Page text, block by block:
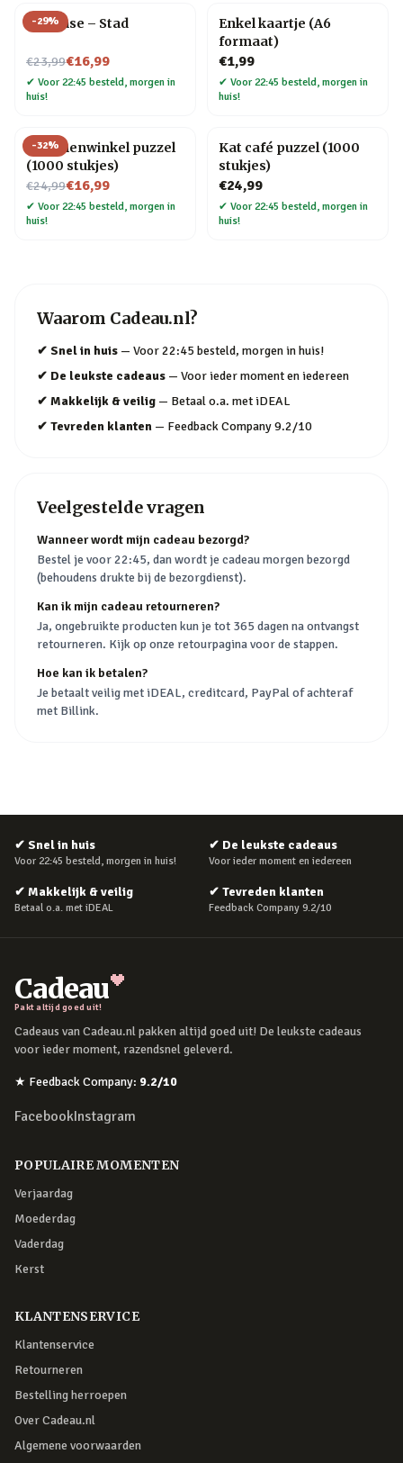
-29%
Flip Vase – Stad
€23,99
Nu voor€16,99
✔ Voor 22:45 besteld, morgen in
huis!
Enkel kaartje (A6
formaat)
€1,99
✔ Voor 22:45 besteld, morgen in
huis!
-32%
Bloemenwinkel puzzel
(1000 stukjes)
€24,99
Nu voor€16,99
✔ Voor 22:45 besteld, morgen in
huis!
Kat café puzzel (1000
stukjes)
€24,99
✔ Voor 22:45 besteld, morgen in
huis!
Waarom Cadeau.nl?
✔ Snel in huis — Voor 22:45 besteld, morgen in huis!
✔ De leukste cadeaus — Voor ieder moment en iedereen
✔ Makkelijk & veilig — Betaal o.a. met iDEAL
✔ Tevreden klanten — Feedback Company 9.2/10
Veelgestelde vragen
Wanneer wordt mijn cadeau bezorgd?
Bestel je voor 22:45, dan wordt je cadeau morgen bezorgd
(behoudens drukte bij de bezorgdienst).
Kan ik mijn cadeau retourneren?
Ja, ongebruikte producten kun je tot 365 dagen na ontvangst
retourneren. Kijk op onze retourpagina voor de stappen.
Hoe kan ik betalen?
Je betaalt veilig met iDEAL, creditcard, PayPal of achteraf
met Billink.
✔ Snel in huis
Voor 22:45 besteld, morgen in huis!
✔ De leukste cadeaus
Voor ieder moment en iedereen
✔ Makkelijk & veilig
Betaal o.a. met iDEAL
✔ Tevreden klanten
Feedback Company 9.2/10
Cadeau
Pakt altijd goed uit!
Cadeaus van Cadeau.nl pakken altijd goed uit! De leukste cadeaus
voor ieder moment, razendsnel geleverd.
★ Feedback Company: 9.2/10
FacebookInstagram
POPULAIRE MOMENTEN
Verjaardag
Moederdag
Vaderdag
Kerst
KLANTENSERVICE
Klantenservice
Retourneren
Bestelling herroepen
Over Cadeau.nl
Algemene voorwaarden